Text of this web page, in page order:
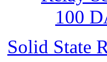
Solid State